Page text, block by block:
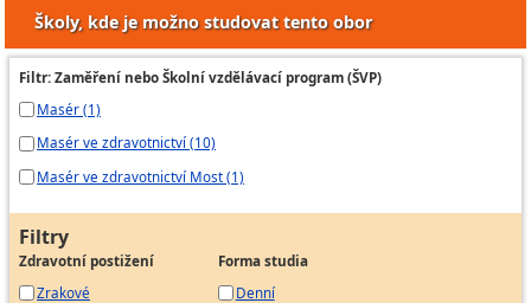
Školy, kde je možno studovat tento obor
Filtr: Zaměření nebo Školní vzdělávací program (ŠVP)
Masér (1)
Masér ve zdravotnictví (10)
Masér ve zdravotnictví Most (1)
Filtry
Zdravotní postižení
Zrakové
Forma studia
Denní